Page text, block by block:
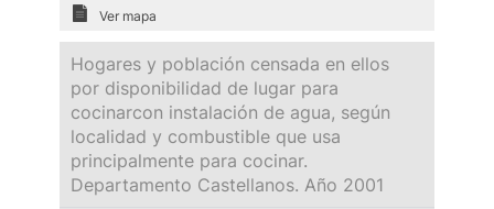
Ver mapa
Hogares y población censada en ellos
por disponibilidad de lugar para
cocinarcon instalación de agua, según
localidad y combustible que usa
principalmente para cocinar.
Departamento Castellanos. Año 2001